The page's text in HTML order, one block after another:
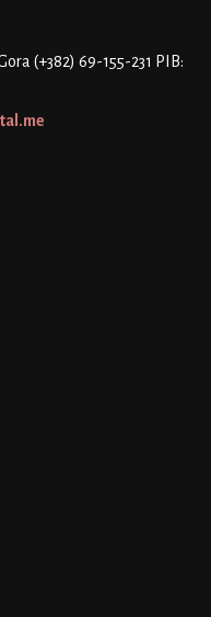
(+382) 69-155-231 PIB: